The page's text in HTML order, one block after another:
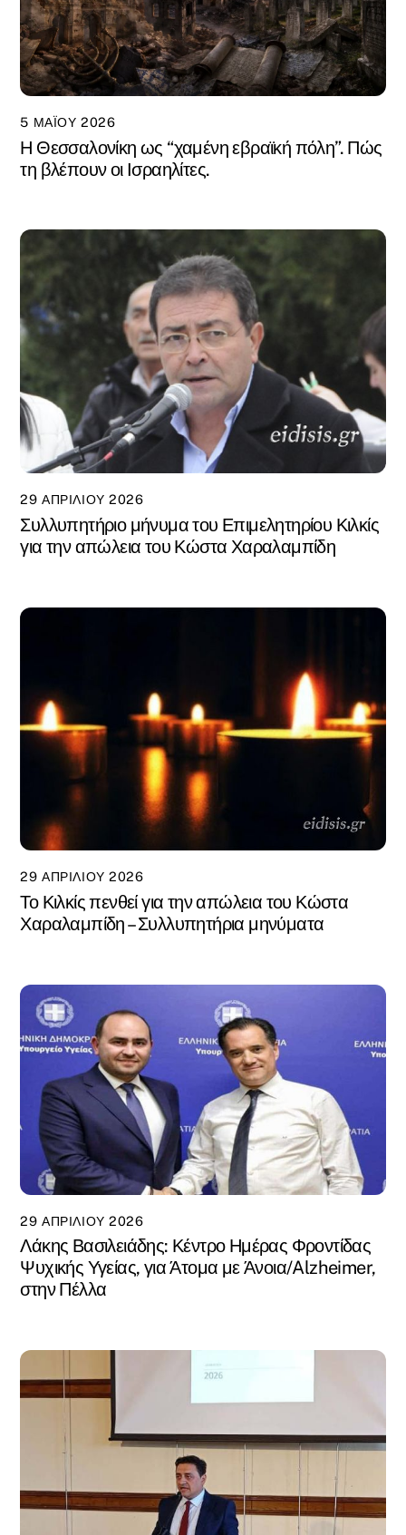
5 ΜΑΪ́ΟΥ 2026
Η Θεσσαλονίκη ως “χαμένη εβραϊκή πόλη”. Πώς
τη βλέπουν οι Ισραηλίτες.
29 ΑΠΡΙΛΊΟΥ 2026
Συλλυπητήριο μήνυμα του Επιμελητηρίου Κιλκίς
για την απώλεια του Κώστα Χαραλαμπίδη
29 ΑΠΡΙΛΊΟΥ 2026
Το Κιλκίς πενθεί για την απώλεια του Κώστα
Χαραλαμπίδη – Συλλυπητήρια μηνύματα
29 ΑΠΡΙΛΊΟΥ 2026
Λάκης Βασιλειάδης: Κέντρο Ημέρας Φροντίδας
Ψυχικής Υγείας, για Άτομα με Άνοια/Alzheimer,
στην Πέλλα